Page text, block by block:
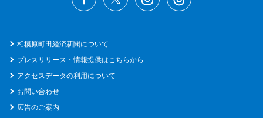
相模原町田経済新聞について
プレスリリース・情報提供はこちらから
アクセスデータの利用について
お問い合わせ
広告のご案内